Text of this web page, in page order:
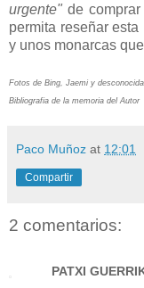
urgente" de
permita reseñar
y unos monarcas
Fotos de Bing, Jaemi y desconocida
Bibliografia de la memoria del Autor
Paco Muñoz at 12:01
Compartir
2 comentarios:
PATXI